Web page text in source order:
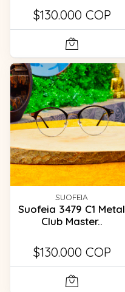
$130.000 COP
SUOFEIA
Suofeia 3479 C1 Metal
Club Master..
$130.000 COP